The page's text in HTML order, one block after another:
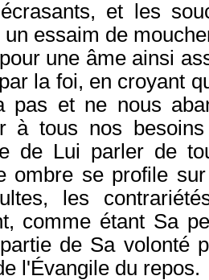
et les
un essaim de
une âme ainsi
la foi, en croyant
pas et ne nous
à tous nos
de Lui parler de
ombre se profile
les
comme étant Sa
de Sa volonté
l'Évangile du repos.